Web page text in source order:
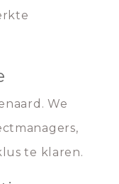
We
te klaren.